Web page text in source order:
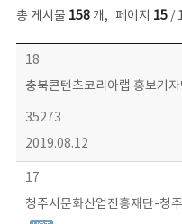
총 게시물 158개, 페이지 15/
콘텐츠이슈 목록 - 번호, 제목, 작성자, 파일, 조회수, 작성일 정보 제공
18
충북콘텐츠코리아랩 홍보기
35273
2019.08.12
17
청주시문화산업진흥재단-청